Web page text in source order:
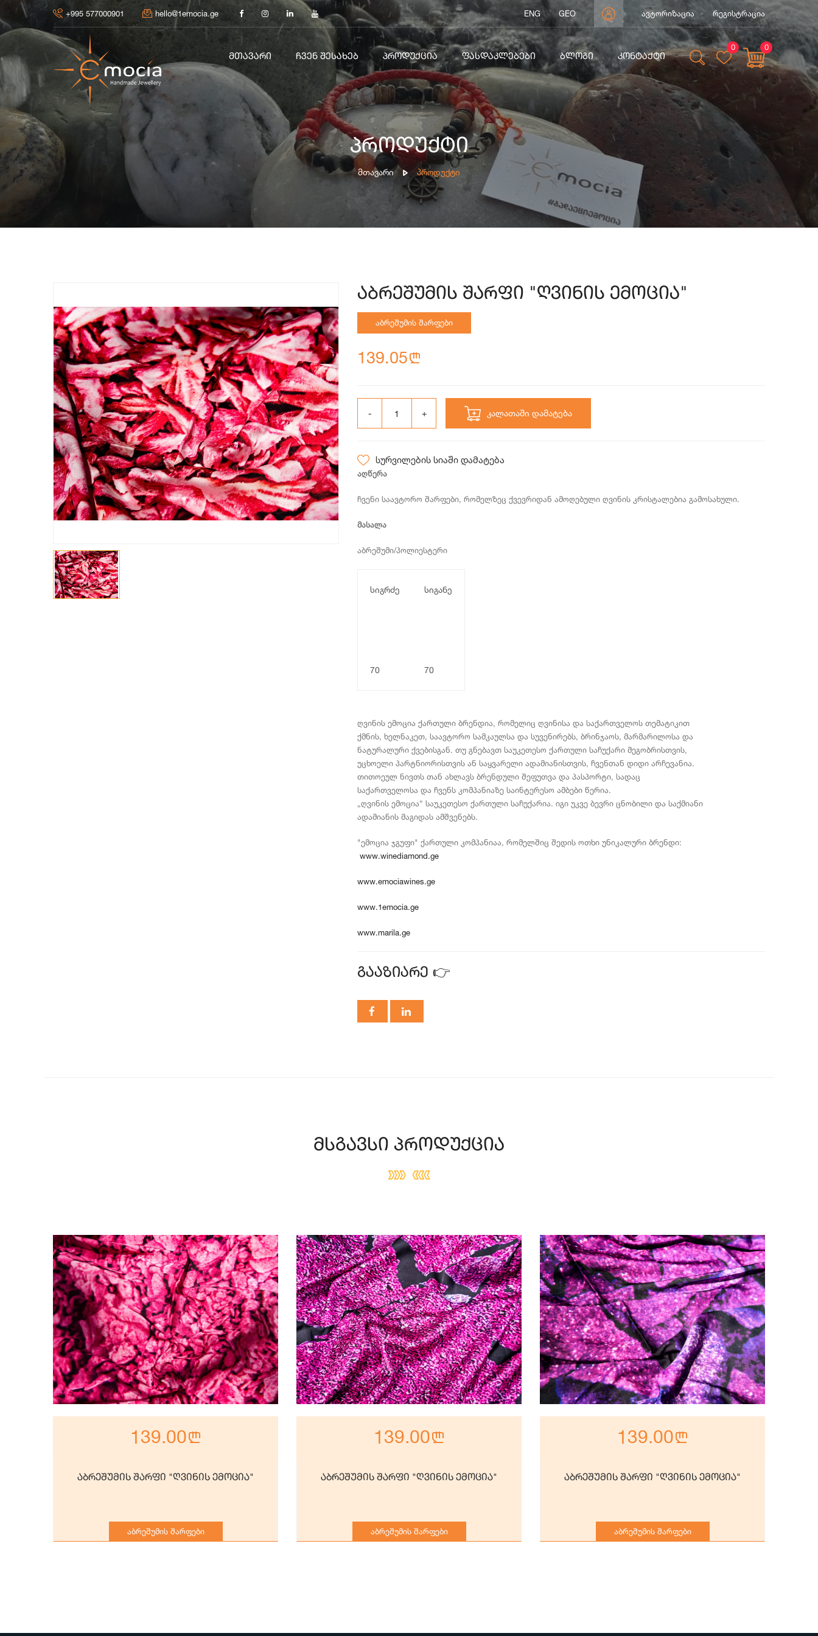
+995 577000901 hello@1emocia.ge ENG GEO ავტორიზაცია რეგისტრაცია
0 0
ᲛᲗᲐᲕᲐᲠᲘ ᲩᲕᲔᲜ ᲨᲔᲡᲐᲮᲔᲑ ᲞᲠᲝᲓᲣᲥᲪᲘᲐ ᲤᲐᲡᲓᲐᲙᲚᲔᲑᲔᲑᲘ ᲑᲚᲝᲒᲘ ᲙᲝᲜᲢᲐᲥᲢᲘ
პროდუქტი
Მთავარი Პროდუქტი
აბრეშუმის შარფი "ღვინის ემოცია"
აბრეშუმის შარფები
139.05n
კალათაში დამატება
სურვილების სიაში დამატება
აღწერა
ჩვენი საავტორო შარფები, რომელზეც ქვევრიდან ამოღებული ღვინის კრისტალებია გამოსახული.
მასალა
აბრეშუმი/პოლიესტერი
სიგრძე სიგანე
70 70
ღვინის ემოცია ქართული ბრენდია, რომელიც ღვინისა და საქართველოს თემატიკით
ქმნის, ხელნაკეთ, საავტორო სამკაულსა და სუვენირებს, ბრინჯაოს, მარმარილოსა და
ნატურალური ქვებისგან. თუ გნებავთ საუკეთესო ქართული საჩუქარი მეგობრისთვის,
უცხოელი პარტნიორისთვის ან საყვარელი ადამიანისთვის, ჩვენთან დიდი არჩევანია.
თითოეულ ნივთს თან ახლავს ბრენდული შეფუთვა და პასპორტი, სადაც
საქართველოსა და ჩვენს კომპანიაზე საინტერესო ამბები წერია.
„ღვინის ემოცია“ საუკეთესო ქართული საჩუქარია. იგი უკვე ბევრი ცნობილი და საქმიანი
ადამიანის მაგიდას ამშვენებს.
"ემოცია ჯგუფი" ქართული კომპანიაა, რომელშიც შედის ოთხი უნიკალური ბრენდი:
www.winediamond.ge
www.emociawines.ge
www.1emocia.ge
www.marila.ge
გააზიარე 👉
მსგავსი პროდუქცია
139.00n
აბრეშუმის შარფი "ღვინის ემოცია"
აბრეშუმის შარფები
139.00n
აბრეშუმის შარფი "ღვინის ემოცია"
აბრეშუმის შარფები
139.00n
აბრეშუმის შარფი "ღვინის ემოცია"
აბრეშუმის შარფები